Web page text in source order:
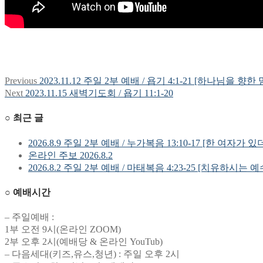
글
색
Previous Previous
post:
2023.11.12 주일 2부 예배 / 욥기 4:1-21 [하나님을 향한
Next Next
2023.11.15 새벽기도회 / 욥기 11:1-20
○ 최근 글
2026.8.9 주일 2부 예배 / 누가복음 13:10-17 [한 여자가 있
온라인 주보 2026.8.2
2026.8.2 주일 2부 예배 / 마태복음 4:23-25 [치유하시는 예
○ 예배시간
– 주일예배 :
1부 오전 9시(온라인 ZOOM)
2부 오후 2시(예배당 & 온라인 YouTub)
– 다음세대(키즈,유스,청년) : 주일 오후 2시